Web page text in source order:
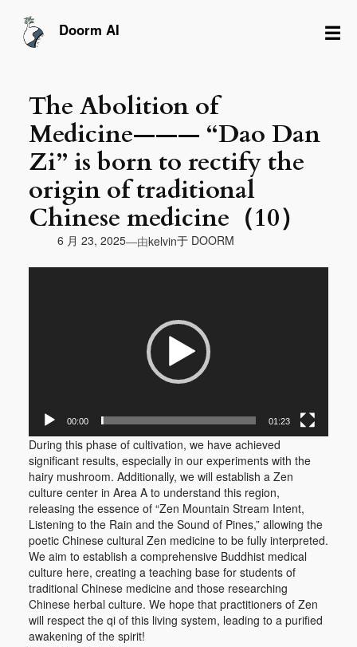
Doorm AI ☰
The Abolition of
Medicine——— “Dao Dan
Zi” is born to rectify the
origin of traditional
Chinese medicine（10）
6 月 23, 2025—由kelvin于 DOORM
00:00 01:23
During this phase of cultivation, we have achieved
significant results, especially in our experiments with the
hairy mushroom. Additionally, we will establish a Zen
culture center in Area A to understand this region,
releasing the essence of “Zen Mountain Stream Intent,
Listening to the Rain and the Sound of Pines,” allowing the
poetic Chinese cultural Zen medicine to be fully interpreted.
We aim to establish a comprehensive Buddhist medical
culture here, creating a teaching base for students of
traditional Chinese medicine and those researching
Chinese herbal culture. We hope that practitioners of Zen
will respect the qi of this living system, leading to a purified
awakening of the spirit!